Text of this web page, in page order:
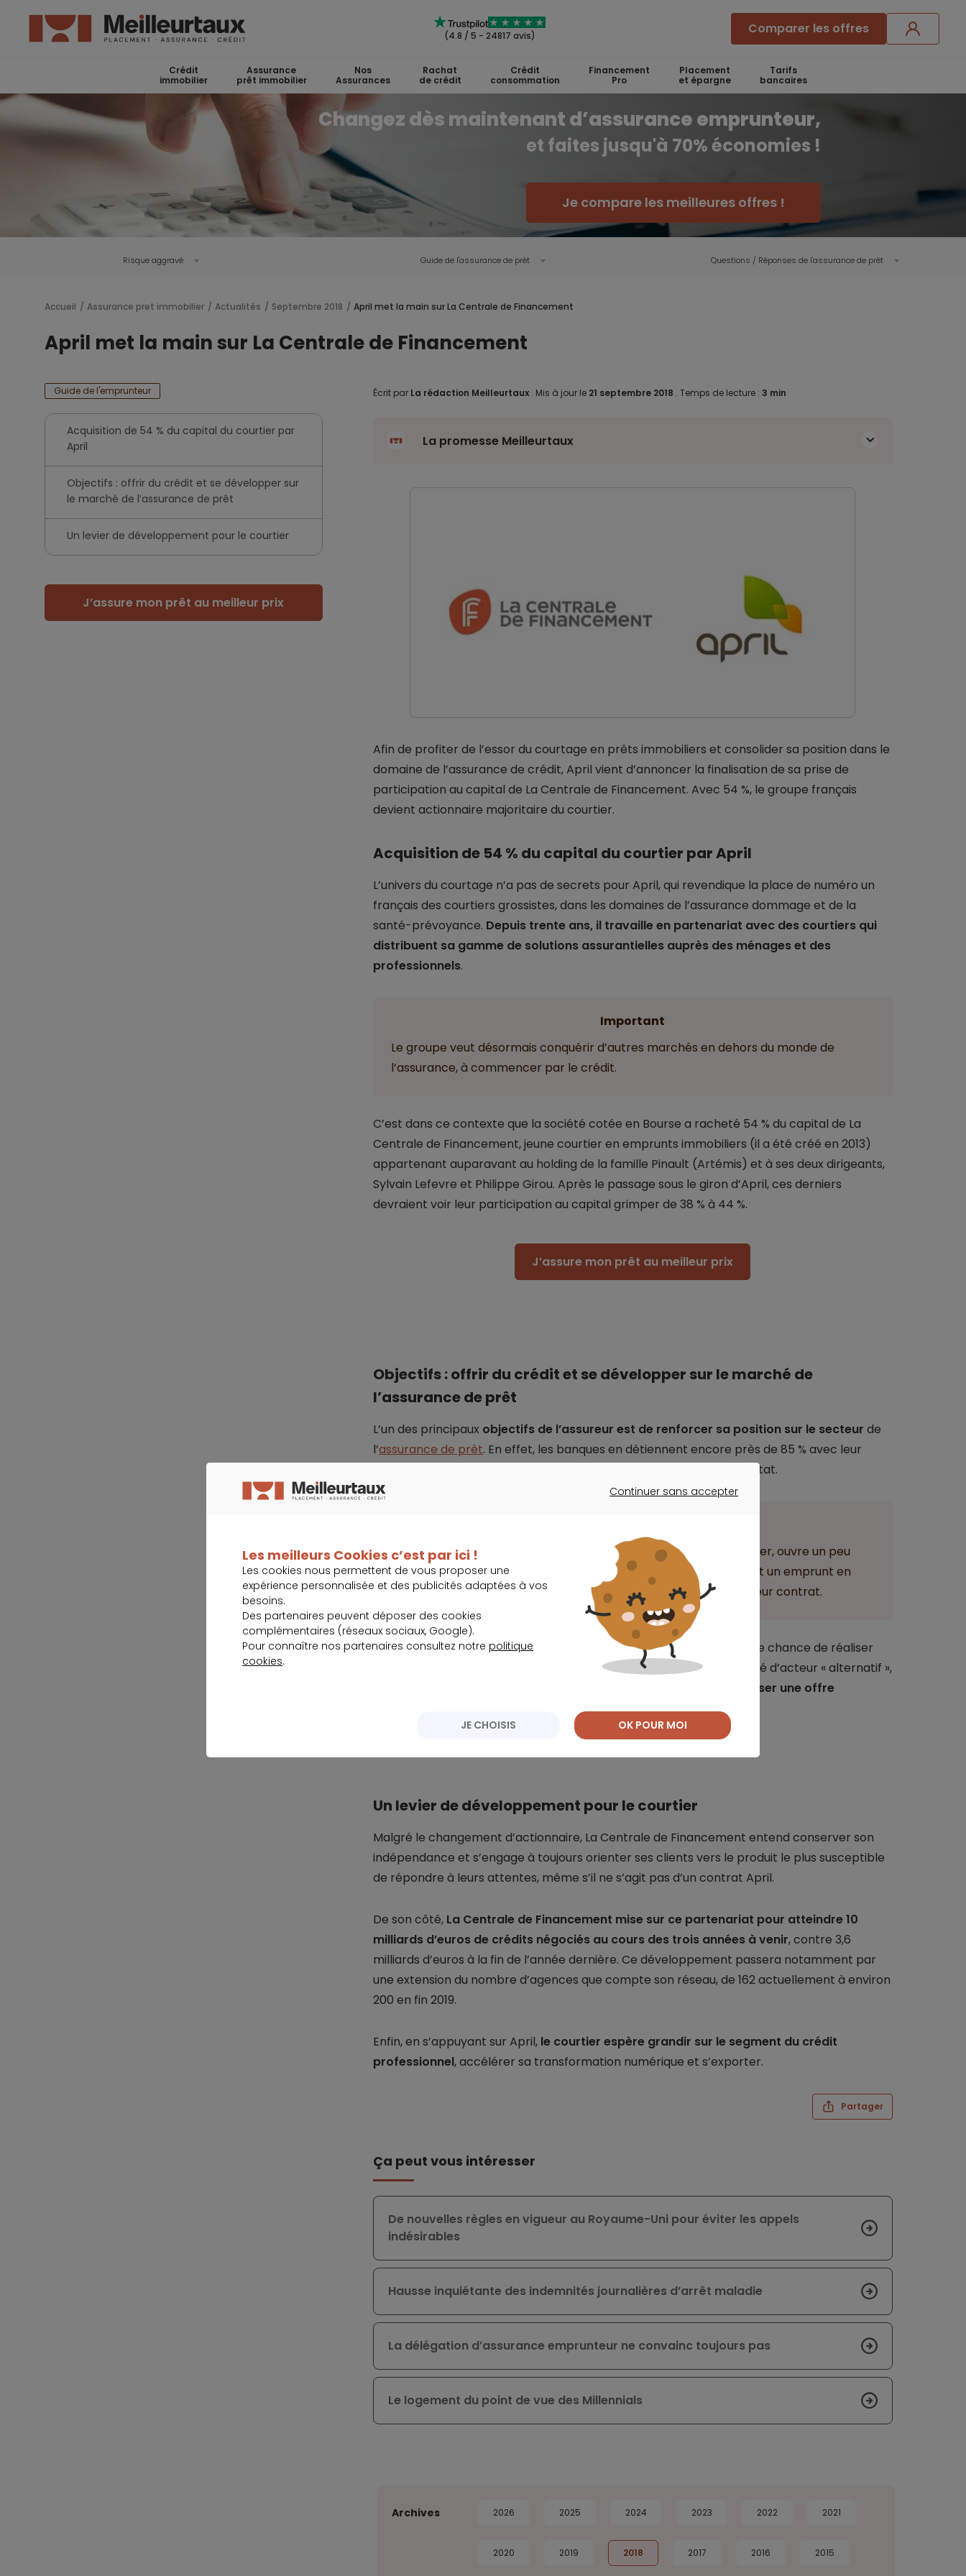
(4.8 / 5 - 24817 avis) Comparer les offres
Crédit
immobilier
Assurance
prêt immobilier
Nos
Assurances
Rachat
de crédit
Crédit
consommation
Financement
Pro
Placement
et épargne
Tarifs
bancaires
Changez dès maintenant d’assurance emprunteur,
et faites jusqu'à 70% économies !
Je compare les meilleures offres !
Risque aggravé Guide de l'assurance de prêt Questions / Réponses de l'assurance de prêt
Accueil Assurance pret immobilier Actualités Septembre 2018 April met la main sur La Centrale de Financement
April met la main sur La Centrale de Financement
Guide de l'emprunteur
Acquisition de 54 % du capital du courtier par
April
Objectifs : offrir du crédit et se développer sur
le marché de l’assurance de prêt
Un levier de développement pour le courtier
J’assure mon prêt au meilleur prix
Écrit par La rédaction Meilleurtaux . Mis à jour le 21 septembre 2018 . Temps de lecture : 3 min
La promesse Meilleurtaux
Afin de profiter de l’essor du courtage en prêts immobiliers et consolider sa position dans le
domaine de l’assurance de crédit, April vient d’annoncer la finalisation de sa prise de
participation au capital de La Centrale de Financement. Avec 54 %, le groupe français
devient actionnaire majoritaire du courtier.
Acquisition de 54 % du capital du courtier par April
L’univers du courtage n’a pas de secrets pour April, qui revendique la place de numéro un
français des courtiers grossistes, dans les domaines de l’assurance dommage et de la
santé-prévoyance. Depuis trente ans, il travaille en partenariat avec des courtiers qui
distribuent sa gamme de solutions assurantielles auprès des ménages et des
professionnels.
Important
Le groupe veut désormais conquérir d’autres marchés en dehors du monde de
l’assurance, à commencer par le crédit.
C’est dans ce contexte que la société cotée en Bourse a racheté 54 % du capital de La
Centrale de Financement, jeune courtier en emprunts immobiliers (il a été créé en 2013)
appartenant auparavant au holding de la famille Pinault (Artémis) et à ses deux dirigeants,
Sylvain Lefevre et Philippe Girou. Après le passage sous le giron d’April, ces derniers
devraient voir leur participation au capital grimper de 38 % à 44 %.
J’assure mon prêt au meilleur prix
Objectifs : offrir du crédit et se développer sur le marché de
l’assurance de prêt
L’un des principaux objectifs de l’assureur est de renforcer sa position sur le secteur de
l’assurance de prêt. En effet, les banques en détiennent encore près de 85 % avec leur
contrat groupe maison, vendu en même temps que le crédit à l’habitat.
Mais l’amendement Bourquin, entré en vigueur au 1er janvier dernier, ouvre un peu
plus la concurrence, en permettant à tous les propriétaires ayant un emprunt en
cours de changer de couverture à chaque date anniversaire de leur contrat.
Grâce à ces nouvelles dispositions législatives, les particuliers ont une chance de réaliser
des économies ou d’améliorer leur protection. Et pour April, en qualité d’acteur « alternatif »,
c’est une opportunité pour gagner des parts de marché et proposer une offre
complète aux candidats à l’acquisition d’un logement.
Un levier de développement pour le courtier
Malgré le changement d’actionnaire, La Centrale de Financement entend conserver son
indépendance et s’engage à toujours orienter ses clients vers le produit le plus susceptible
de répondre à leurs attentes, même s’il ne s’agit pas d’un contrat April.
De son côté, La Centrale de Financement mise sur ce partenariat pour atteindre 10
milliards d’euros de crédits négociés au cours des trois années à venir, contre 3,6
milliards d’euros à la fin de l’année dernière. Ce développement passera notamment par
une extension du nombre d’agences que compte son réseau, de 162 actuellement à environ
200 en fin 2019.
Enfin, en s’appuyant sur April, le courtier espère grandir sur le segment du crédit
professionnel, accélérer sa transformation numérique et s’exporter.
Partager
Ça peut vous intéresser
De nouvelles règles en vigueur au Royaume-Uni pour éviter les appels
indésirables
Hausse inquiétante des indemnités journalières d’arrêt maladie
La délégation d’assurance emprunteur ne convainc toujours pas
Le logement du point de vue des Millennials
Archives 2026 2025 2024 2023 2022 2021
2020 2019 2018 2017 2016 2015
Continuer sans accepter
Les meilleurs Cookies c’est par ici !
Les cookies nous permettent de vous proposer une
expérience personnalisée et des publicités adaptées à vos
besoins.
Des partenaires peuvent déposer des cookies
complémentaires (réseaux sociaux, Google).
Pour connaître nos partenaires consultez notre politique
cookies.
JE CHOISIS OK POUR MOI